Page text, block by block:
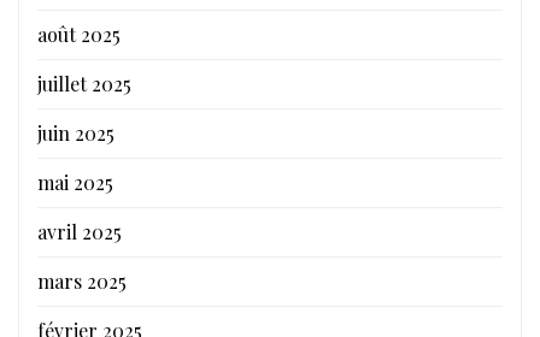
août 2025
juillet 2025
juin 2025
mai 2025
avril 2025
mars 2025
février 2025